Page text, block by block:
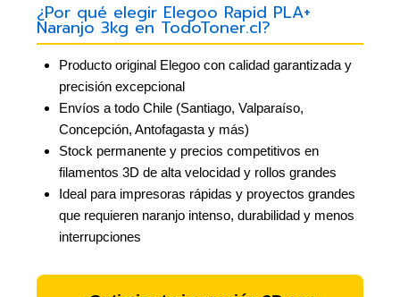
¿Por qué elegir Elegoo Rapid PLA+
Naranjo 3kg en TodoToner.cl?
Producto original Elegoo con calidad garantizada y
precisión excepcional
Envíos a todo Chile (Santiago, Valparaíso,
Concepción, Antofagasta y más)
Stock permanente y precios competitivos en
filamentos 3D de alta velocidad y rollos grandes
Ideal para impresoras rápidas y proyectos grandes
que requieren naranjo intenso, durabilidad y menos
interrupciones